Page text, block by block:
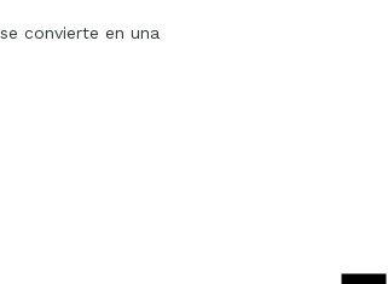
convierte en una